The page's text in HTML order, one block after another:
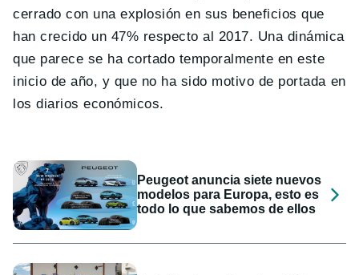
cerrado con una explosión en sus beneficios que
han crecido un 47% respecto al 2017. Una dinámica
que parece se ha cortado temporalmente en este
inicio de año, y que no ha sido motivo de portada en
los diarios económicos.
Peugeot anuncia siete nuevos
modelos para Europa, esto es
todo lo que sabemos de ellos